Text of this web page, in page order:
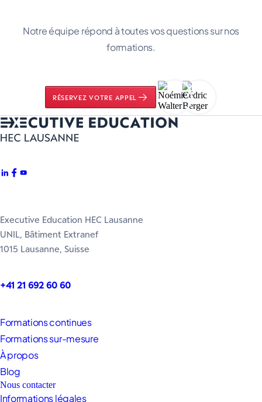
Notre équipe répond à toutes vos questions sur nos
formations.
RÉSERVEZ VOTRE APPEL
Executive Education HEC Lausanne
UNIL, Bâtiment Extranef
1015 Lausanne, Suisse
+41 21 692 60 60
Formations continues
Formations sur-mesure
À propos
Blog
Nous contacter
Informations légales